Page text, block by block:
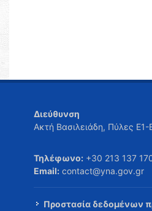
Διεύθυνση
Ακτή Βασιλειάδη, Πύλες
Τηλέφωνο: +30 213 137
Email: contact@yna.gov.gr
Προστασία δεδομένων